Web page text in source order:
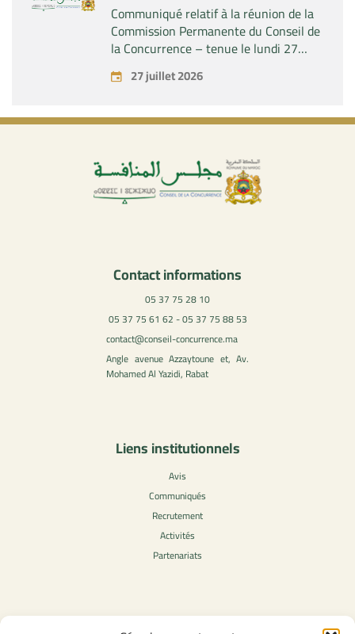
Communiqué relatif à la réunion de la
Commission Permanente du Conseil de
la Concurrence – tenue le lundi 27
juillet 2026
27 juillet 2026
Contact informations
05 37 75 28 10
05 37 75 61 62 - 05 37 75 88 53
contact@conseil-concurrence.ma
Angle avenue Azzaytoune et, Av.
Mohamed Al Yazidi, Rabat
Liens institutionnels
Avis
Communiqués
Recrutement
Activités
Partenariats
Contenu légale